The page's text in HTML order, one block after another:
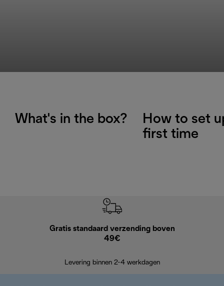
What's in the box?
How to set
first time
Gratis standaard verzending boven
49€
Levering binnen 2-4 werkdagen